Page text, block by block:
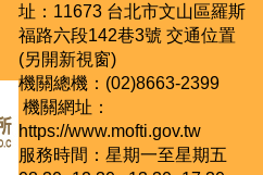
址：11673 台北市文山區羅斯
福路六段142巷3號 交通位置
(另開新視窗)
機關總機：(02)8663-2399
機關網址：
https://www.mofti.gov.tw
服務時間：星期一至星期五